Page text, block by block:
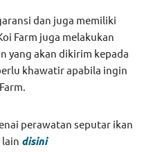
dan juga memiliki
Farm juga melakukan
yang akan dikirim kepada
khawatir apabila ingin
perawatan seputar ikan
lain disini